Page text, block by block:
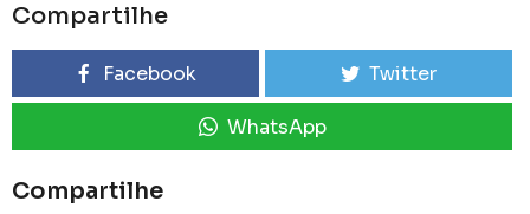
Compartilhe
Compartilhe
Facebook Twitter
WhatsApp